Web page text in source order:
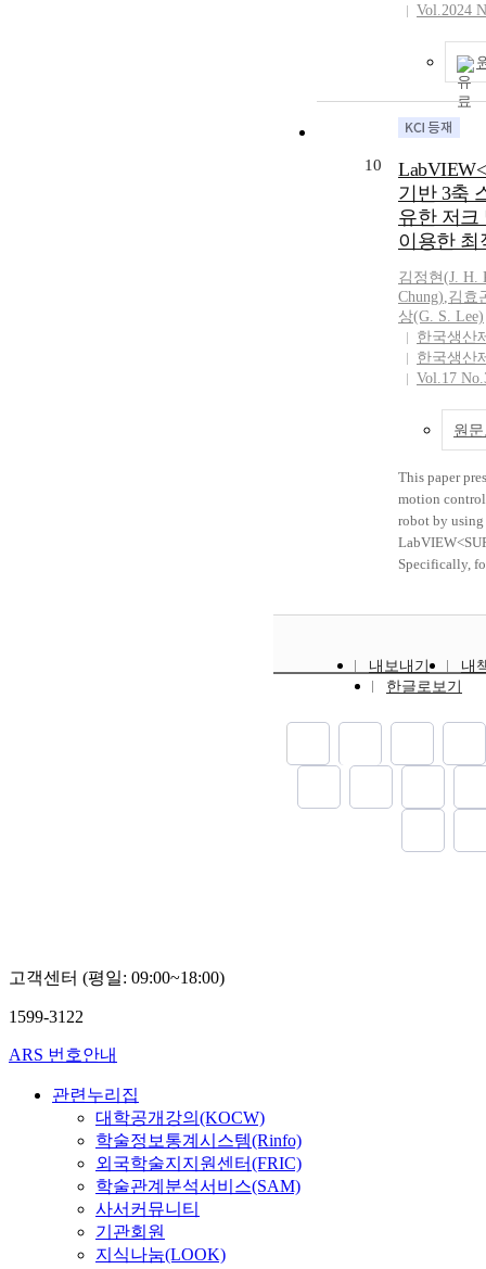
visual
Vol.2024
10
기반 3축
유한 저크
이용한 최
김정현(J. H.
Chung),김효
상(G. S. Lee)
한국생산
한국생산
Vol.17
원
This paper
motion
robot by using
Specifically,
tunig based
method by
jerk aims at
profile based
SCARA robot
내보내기
내
한글로보기
고객센터 (평일: 09:00~18:00)
1599-3122
ARS 번호안내
관련누리집
대학공개강의(KOCW)
학술정보통계시스템(Rinfo)
외국학술지지원센터(FRIC)
학술관계분석서비스(SAM)
사서커뮤니티
기관회원
지식나눔(LOOK)